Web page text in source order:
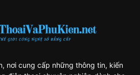
nơi cung cấp những thông tin, kiến